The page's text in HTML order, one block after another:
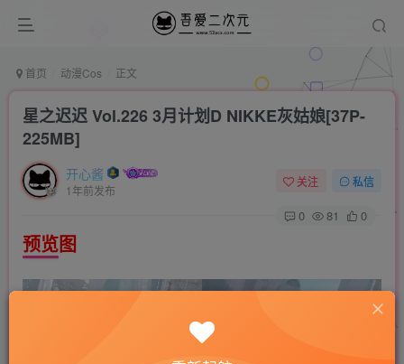
首页 动漫Cos 正文
星之迟迟 Vol.226 3月计划D NIKKE灰姑娘[37P-
225MB]
开心酱
1年前发布
关注 私信
0 81 0
预览图